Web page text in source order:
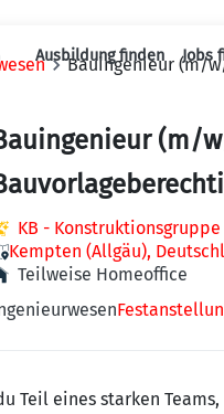
Ausbildung finden Jobs
Bauingenieur (m/
(m/
KB - Konstruktionsgruppe
Kempten (Allgäu),
Teilweise Homeoffice
Teil eines starken